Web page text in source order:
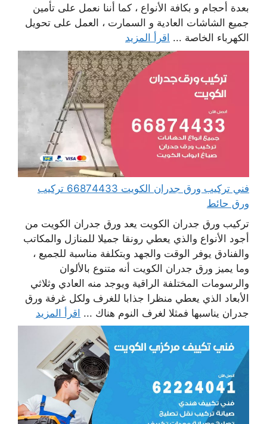
بعدة أحجام و بكافة الأنواع ، كما أننا نعمل على تأمين
جميع الشاشات العادية و السمارت ، العمل على تحويل
الكهرباء الخاصة ... اقرأ المزيد
فني تركيب ورق جدران الكويت 66874433 تركيب
ورق حائط
تركيب ورق جدران الكويت يعد ورق جدران الكويت من
أجود الأنواع والذي يعطي رونقا جميلا للمنازل والمكاتب
والفنادق يوفر الوقت والجهد وبتكلفة مناسبة للجميع ،
وما يميز ورق جدران الكويت أنه متنوع بالألوان
والرسومات المختلفة الراقية ويوجد منه العادي وثلاثي
الأبعاد الذي يعطي منظرا جذابا للغرف ولكل غرفة ورق
جدران يناسبها فمثلا لغرف النوم هناك ... اقرأ المزيد